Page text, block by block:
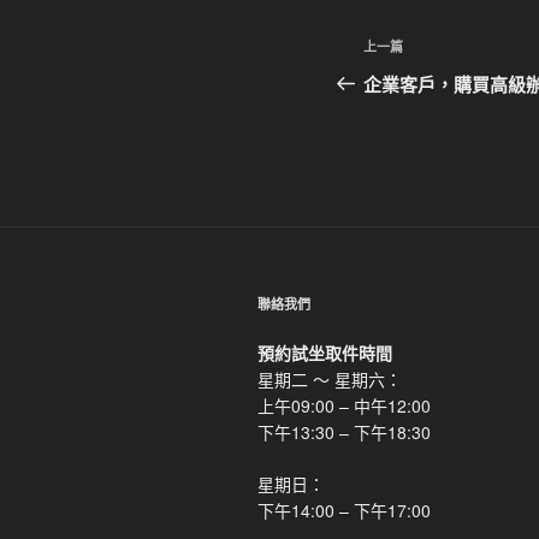
文
章
上
一
上一篇
企業客戶，購買高級
聯絡我們
預約試坐取件時間
星期二 ～ 星期六：
上午09:00 – 中午12:00
下午13:30 – 下午18:30
星期日：
下午14:00 – 下午17:00